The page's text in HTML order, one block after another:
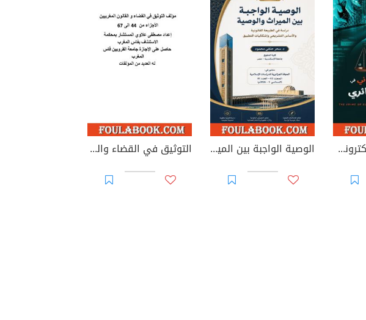
جريمة الابتزاز الإلكتروني في القانون الجزائري الوصية الواجبة بين الميراث والوصية: دراسة في الطبيعة القانونية والأساس التشريعي وإشكاليات التطبيق التوثيق في القضاء والقانون المغربيين - الأجزاء من 44 إلى 67